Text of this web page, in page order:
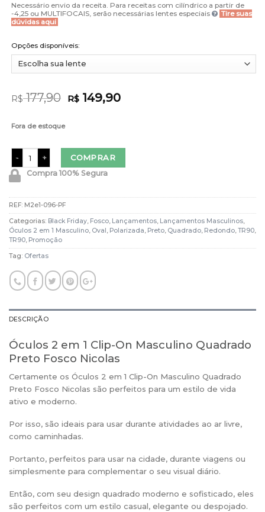
Necessário envio da receita. Para receitas com cilíndrico a partir de
-4,25 ou MULTIFOCAIS, serão necessárias lentes especiais
Tire suas
dúvidas aqui
Opções disponíveis:
R$177,90 R$149,90
Fora de estoque
Óculos 2 em 1 Clip-On Masculino Quadrado Preto Fosco Nicolas
COMPRAR
Compra 100% Segura
REF: M2e1-096-PF
Categorias: Black Friday, Fosco, Lançamentos, Lançamentos Masculinos,
Óculos 2 em 1 Masculino, Oval , Polarizada, Preto, Quadrado, Redondo,TR90,
TR90, Promoção
Tag: Ofertas
DESCRIÇÃO
Óculos 2 em 1 Clip-On Masculino Quadrado
Preto Fosco Nicolas
Certamente os Óculos 2 em 1 Clip-On Masculino Quadrado
Preto Fosco Nicolas são perfeitos para um estilo de vida
ativo e moderno.
Por isso, são ideais para usar durante atividades ao ar livre,
como caminhadas.
Portanto, perfeitos para usar na cidade, durante viagens ou
simplesmente para complementar o seu visual diário.
Então, com seu design quadrado moderno e sofisticado, eles
são perfeitos com um estilo casual, elegante ou despojado.